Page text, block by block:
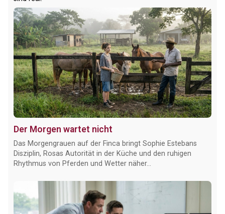
Der Morgen wartet nicht
Das Morgengrauen auf der Finca bringt Sophie Estebans
Disziplin, Rosas Autorität in der Küche und den ruhigen
Rhythmus von Pferden und Wetter näher...